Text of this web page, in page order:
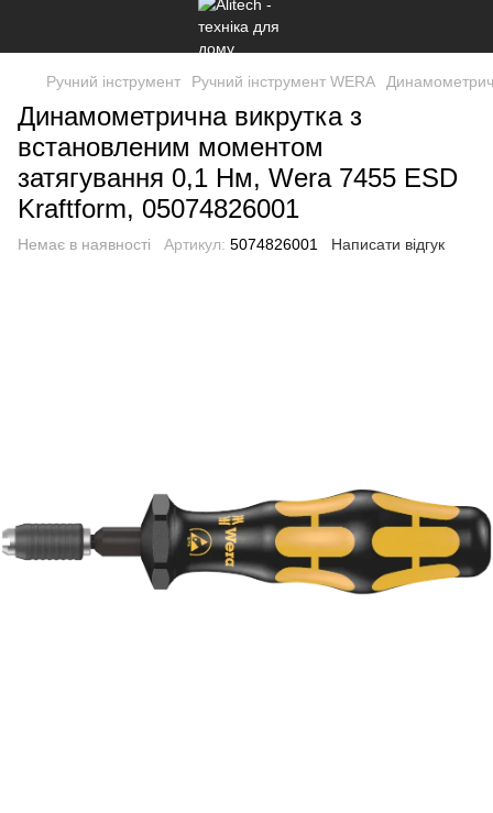
Ручний інструмент Ручний інструмент WERA
Динамометрична викрутка з
встановленим моментом
затягування 0,1 Нм, Wera 7455 ESD
Kraftform, 05074826001
Немає в наявності Артикул: 5074826001 Написати відгук